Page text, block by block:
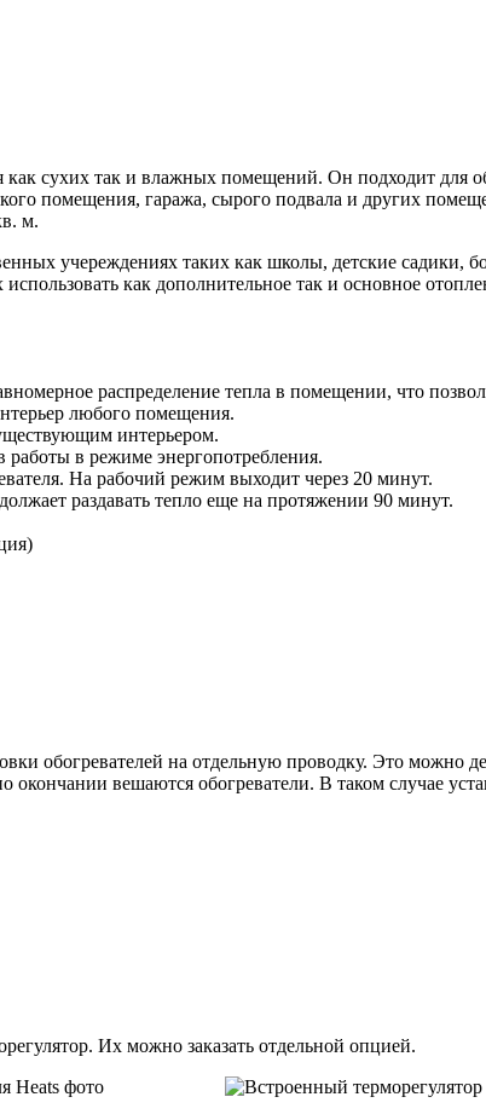
как сухих так и влажных помещений. Он подходит для
помещения, гаража, сырого подвала и других
м.
учереждениях таких как школы, детские садики,
как дополнительное так и основное
распределение тепла в помещении, что
любого помещения.
интерьером.
в режиме энергопотребления.
На рабочий режим выходит через 20 минут.
раздавать тепло еще на протяжении 90 минут.
обогревателей на отдельную проводку. Это можно
окончании вешаются обогреватели. В таком случае
Их можно заказать отдельной опцией.